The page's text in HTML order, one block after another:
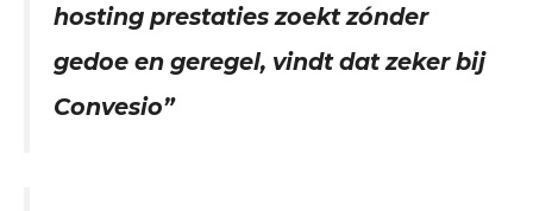
hosting prestaties zoekt zónder
gedoe en geregel, vindt dat zeker bij
Convesio”